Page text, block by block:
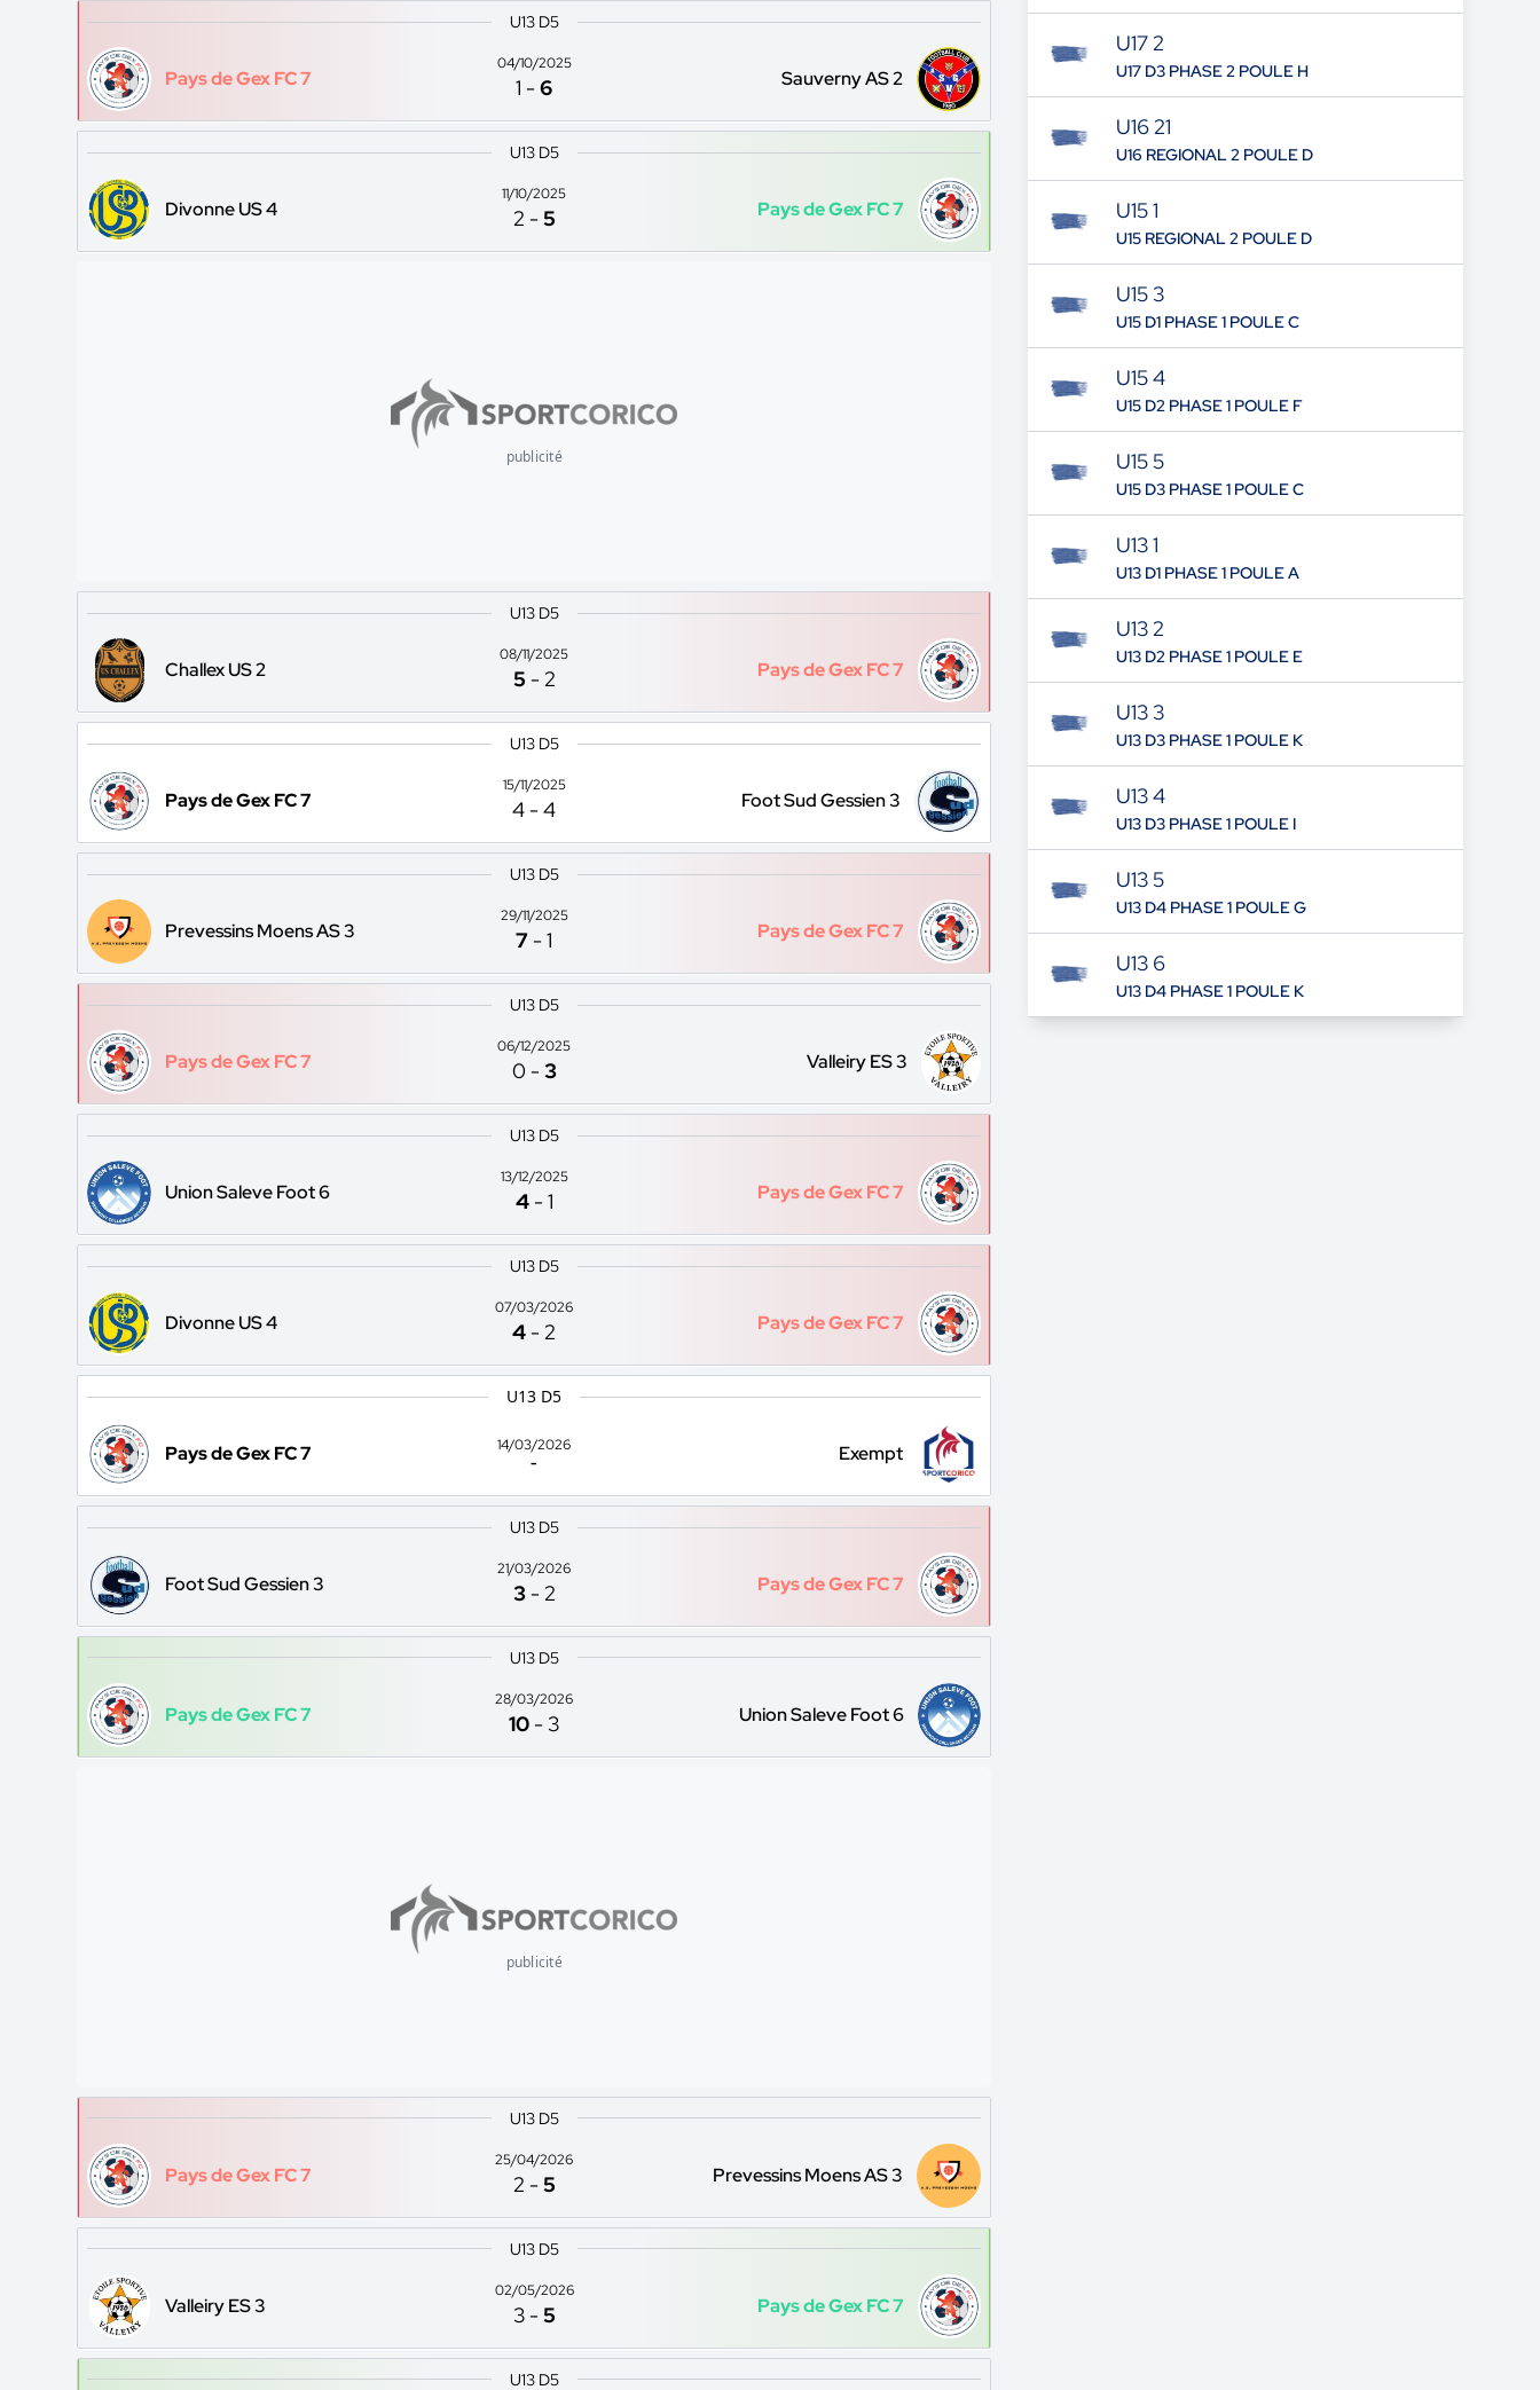
U13 D5
Pays de Gex FC 7
04/10/2025
1 -6 Sauverny AS 2
U13 D5
Divonne US 4
11/10/2025
2 -5 Pays de Gex FC 7
publicité
U13 D5
Challex US 2
08/11/2025
5 -2 Pays de Gex FC 7
U13 D5
Pays de Gex FC 7
15/11/2025
4 -4 Foot Sud Gessien 3
U13 D5
Prevessins Moens AS 3
29/11/2025
7 -1 Pays de Gex FC 7
U13 D5
Pays de Gex FC 7
06/12/2025
0 -3 Valleiry ES 3
U13 D5
Union Saleve Foot 6
13/12/2025
4 -1 Pays de Gex FC 7
U13 D5
Divonne US 4
07/03/2026
4 -2 Pays de Gex FC 7
U13 D5
Pays de Gex FC 7
14/03/2026
-
Exempt
U13 D5
Foot Sud Gessien 3
21/03/2026
3 -2 Pays de Gex FC 7
U13 D5
Pays de Gex FC 7
28/03/2026
10 - 3 Union Saleve Foot 6
publicité
U13 D5
Pays de Gex FC 7
25/04/2026
2 -5 Prevessins Moens AS 3
U13 D5
Valleiry ES 3
02/05/2026
3 -5 Pays de Gex FC 7
U13 D5
U17 2
U17 D3 PHASE 2 POULE H
U16 21
U16 REGIONAL 2 POULE D
U15 1
U15 REGIONAL 2 POULE D
U15 3
U15 D1 PHASE 1 POULE C
U15 4
U15 D2 PHASE 1 POULE F
U15 5
U15 D3 PHASE 1 POULE C
U13 1
U13 D1 PHASE 1 POULE A
U13 2
U13 D2 PHASE 1 POULE E
U13 3
U13 D3 PHASE 1 POULE K
U13 4
U13 D3 PHASE 1 POULE I
U13 5
U13 D4 PHASE 1 POULE G
U13 6
U13 D4 PHASE 1 POULE K